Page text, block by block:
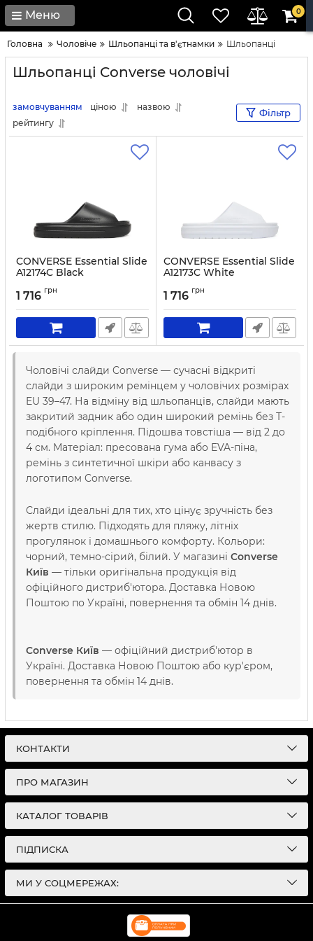
Меню 0
Головна Чоловічe Шльопанці та в'єтнамки Шльопанці
Шльопанці Converse чоловічі
замовчуванням ціною
назвою
рейтингу
Фільтр
CONVERSE Essential Slide
A12174C Black
1 716 грн
CONVERSE Essential Slide
A12173C White
1 716 грн
Чоловічі слайди Converse — сучасні відкриті
слайди з широким ремінцем у чоловічих розмірах
EU 39–47. На відміну від шльопанців, слайди мають
закритий задник або один широкий ремінь без Т-
подібного кріплення. Підошва товстіша — від 2 до
4 см. Матеріал: пресована гума або EVA-піна,
ремінь з синтетичної шкіри або канвасу з
логотипом Converse.
Слайди ідеальні для тих, хто цінує зручність без
жертв стилю. Підходять для пляжу, літніх
прогулянок і домашнього комфорту. Кольори:
чорний, темно-сірий, білий. У магазині Converse
Київ — тільки оригінальна продукція від
офіційного дистриб'ютора. Доставка Новою
Поштою по Україні, повернення та обмін 14 днів.
Converse Київ — офіційний дистриб'ютор в
Україні. Доставка Новою Поштою або кур'єром,
повернення та обмін 14 днів.
КОНТАКТИ
ПРО МАГАЗИН
КАТАЛОГ ТОВАРІВ
ПІДПИСКА
МИ У СОЦМЕРЕЖАХ: